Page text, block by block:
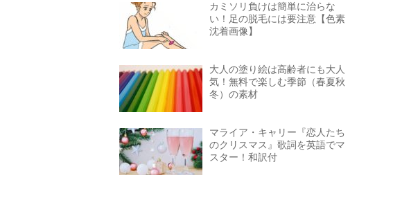
カミソリ負けは簡単に治らな
い！足の脱毛には要注意【色素
沈着画像】
大人の塗り絵は高齢者にも大人
気！無料で楽しむ季節（春夏秋
冬）の素材
マライア・キャリー『恋人たち
のクリスマス』歌詞を英語でマ
スター！和訳付